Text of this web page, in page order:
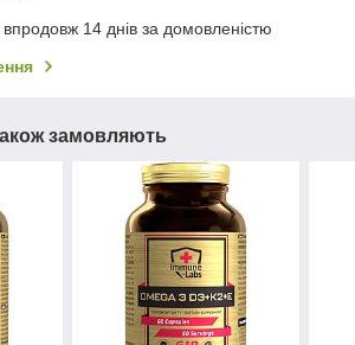
14 днів за домовленістю
замовляють